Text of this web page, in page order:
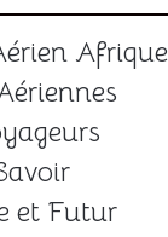
Afrique
et Futur